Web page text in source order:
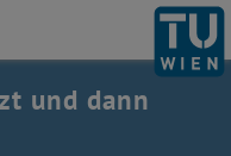
und dann